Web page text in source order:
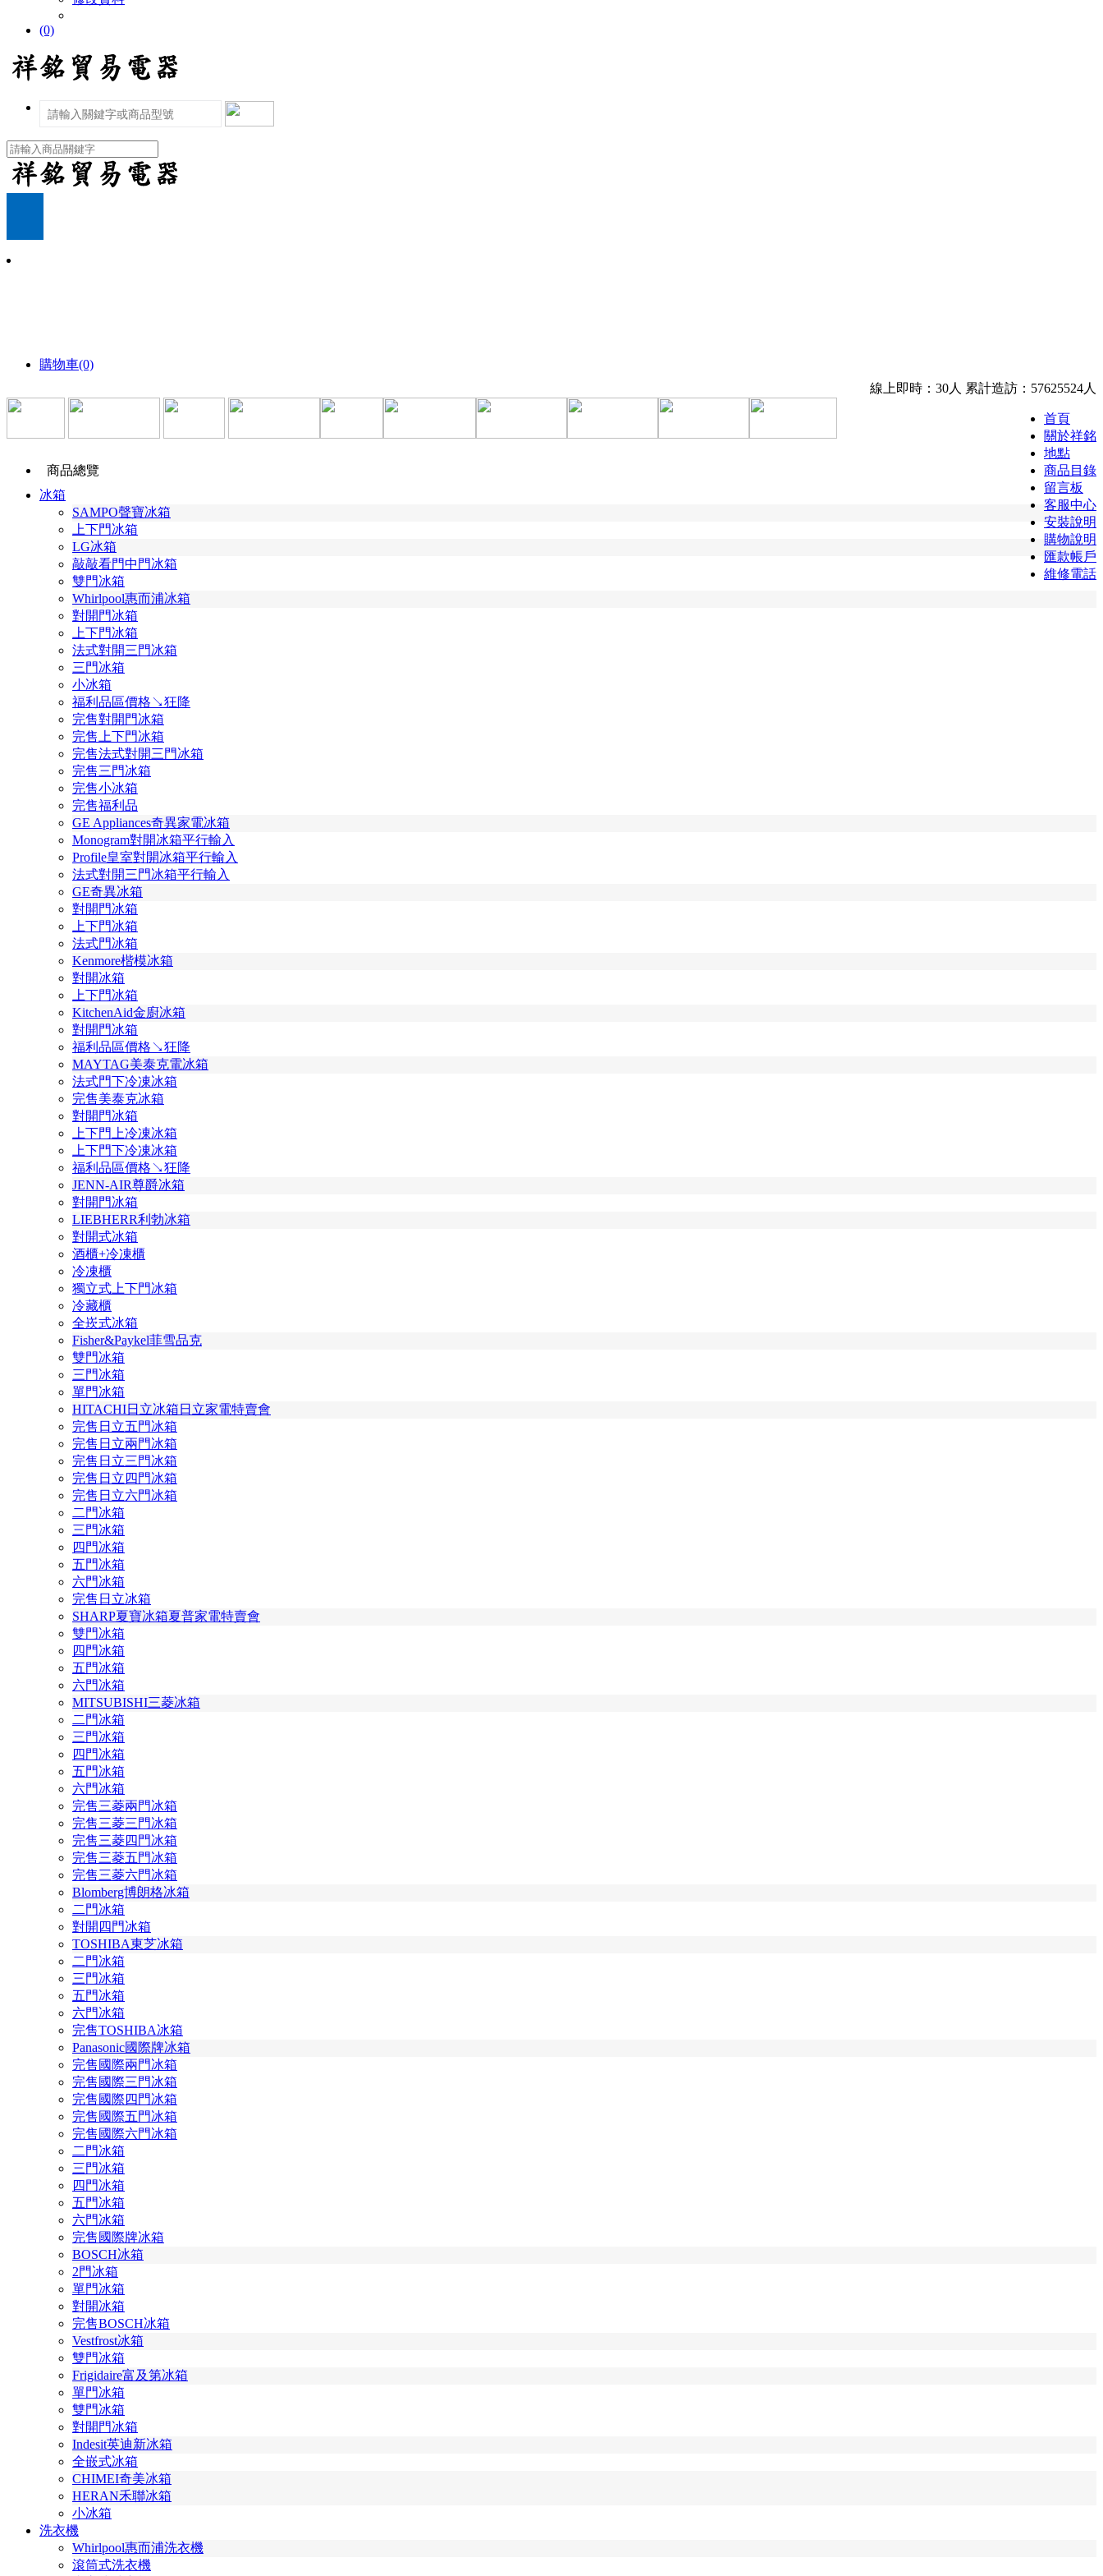
(0)
購物車(0)
線上即時：30人 累計造訪：57625524人
首頁
關於祥銘
地點
商品目錄
留言板
客服中心
安裝說明
購物說明
匯款帳戶
維修電話
商品總覽
冰箱
SAMPO聲寶冰箱
上下門冰箱
LG冰箱
敲敲看門中門冰箱
雙門冰箱
Whirlpool惠而浦冰箱
對開門冰箱
上下門冰箱
法式對開三門冰箱
三門冰箱
小冰箱
福利品區價格↘狂降
完售對開門冰箱
完售上下門冰箱
完售法式對開三門冰箱
完售三門冰箱
完售小冰箱
完售福利品
GE Appliances奇異家電冰箱
Monogram對開冰箱平行輸入
Profile皇室對開冰箱平行輸入
法式對開三門冰箱平行輸入
GE奇異冰箱
對開門冰箱
上下門冰箱
法式門冰箱
Kenmore楷模冰箱
對開冰箱
上下門冰箱
KitchenAid金廚冰箱
對開門冰箱
福利品區價格↘狂降
MAYTAG美泰克電冰箱
法式門下冷凍冰箱
完售美泰克冰箱
對開門冰箱
上下門上冷凍冰箱
上下門下冷凍冰箱
福利品區價格↘狂降
JENN-AIR尊爵冰箱
對開門冰箱
LIEBHERR利勃冰箱
對開式冰箱
酒櫃+冷凍櫃
冷凍櫃
獨立式上下門冰箱
冷藏櫃
全崁式冰箱
Fisher&Paykel菲雪品克
雙門冰箱
三門冰箱
單門冰箱
HITACHI日立冰箱日立家電特賣會
完售日立五門冰箱
完售日立兩門冰箱
完售日立三門冰箱
完售日立四門冰箱
完售日立六門冰箱
二門冰箱
三門冰箱
四門冰箱
五門冰箱
六門冰箱
完售日立冰箱
SHARP夏寶冰箱夏普家電特賣會
雙門冰箱
四門冰箱
五門冰箱
六門冰箱
MITSUBISHI三菱冰箱
二門冰箱
三門冰箱
四門冰箱
五門冰箱
六門冰箱
完售三菱兩門冰箱
完售三菱三門冰箱
完售三菱四門冰箱
完售三菱五門冰箱
完售三菱六門冰箱
Blomberg博朗格冰箱
二門冰箱
對開四門冰箱
TOSHIBA東芝冰箱
二門冰箱
三門冰箱
五門冰箱
六門冰箱
完售TOSHIBA冰箱
Panasonic國際牌冰箱
完售國際兩門冰箱
完售國際三門冰箱
完售國際四門冰箱
完售國際五門冰箱
完售國際六門冰箱
二門冰箱
三門冰箱
四門冰箱
五門冰箱
六門冰箱
完售國際牌冰箱
BOSCH冰箱
2門冰箱
單門冰箱
對開冰箱
完售BOSCH冰箱
Vestfrost冰箱
雙門冰箱
Frigidaire富及第冰箱
單門冰箱
雙門冰箱
對開門冰箱
Indesit英迪新冰箱
全嵌式冰箱
CHIMEI奇美冰箱
HERAN禾聯冰箱
小冰箱
洗衣機
Whirlpool惠而浦洗衣機
滾筒式洗衣機